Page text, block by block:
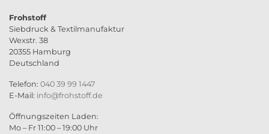
Frohstoff
Siebdruck & Textilmanufaktur
Wexstr. 38
20355 Hamburg
Deutschland
Telefon: 040 39 99 1447
E-Mail: info@frohstoff.de
Öffnungszeiten Laden:
Mo – Fr 11:00 – 19:00 Uhr